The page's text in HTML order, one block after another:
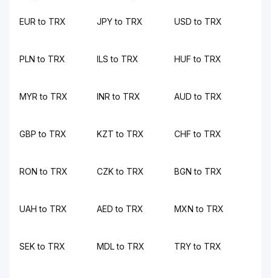
EUR to TRX JPY to TRX USD to TRX
PLN to TRX ILS to TRX HUF to TRX
MYR to TRX INR to TRX AUD to TRX
GBP to TRX KZT to TRX CHF to TRX
RON to TRX CZK to TRX BGN to TRX
UAH to TRX AED to TRX MXN to TRX
SEK to TRX MDL to TRX TRY to TRX